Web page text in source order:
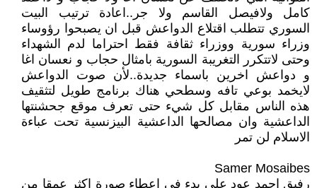
كامل ولافيصل القاسم ولا جر..اعادة ترتيب البيت
السوري تتطلب اقتلاع الدواعش قبل ان يصبحوا رؤوساء
وزراء سورية ووزراء ثقافة فقط احتراما لدم الشهداء
وحتى لاتتكرر التغريبة السورية بامثال حجاب و نعسان اغا
و دواعش اخرين باسماء جديدة..لأن صوت الدواعش
لايخمد بوعي تافه وسطحي هناك برنامج طويل لتثقيف
هذه الناس مقابل كل شيء حتى تعرف موقع جحشنتها
الداعشية وان مصالحها الداعشية البيزنسية تحت عباءة
الاسلام لن تمر
Samer Mosaibes
رفيق احمد عود على بدء في اعطاء صورة اكثر عمقا من